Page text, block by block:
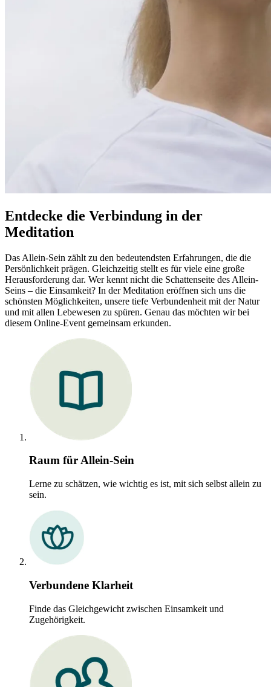
Entdecke die Verbindung in der
Meditation
Das Allein-Sein zählt zu den bedeutendsten Erfahrungen, die die
Persönlichkeit prägen. Gleichzeitig stellt es für viele eine große
Herausforderung dar. Wer kennt nicht die Schattenseite des Allein-
Seins – die Einsamkeit? In der Meditation eröffnen sich uns die
schönsten Möglichkeiten, unsere tiefe Verbundenheit mit der Natur
und mit allen Lebewesen zu spüren. Genau das möchten wir bei
diesem Online-Event gemeinsam erkunden.
Raum für Allein-Sein
Lerne zu schätzen, wie wichtig es ist, mit sich selbst allein zu
sein.
Verbundene Klarheit
Finde das Gleichgewicht zwischen Einsamkeit und
Zugehörigkeit.